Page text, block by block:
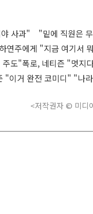
사과" "밑에 직원은
연주에게 "지금 여기서
도"폭로, 네티즌 "멋지
"이거 완전 코미디" "나
<저작권자 © 미디